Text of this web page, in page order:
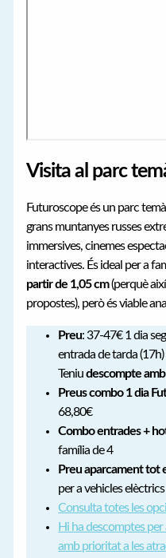
Visita al parc
Futuroscope és un parc
grans muntanyes russes
immersives, cinemes
interactives. És ideal per a
partir de 1,05 cm(perquè
propostes), però és viable
Preu: 37-47€ 1 dia
entrada de tarda
Teniudescompte
Preus combo 1 dia
68,80€
Combo entrades +
família de 4
Preu aparcament tot
per a vehicles elèctrics
Consulta totes les
Hi ha descomptes
amb prioritat a les